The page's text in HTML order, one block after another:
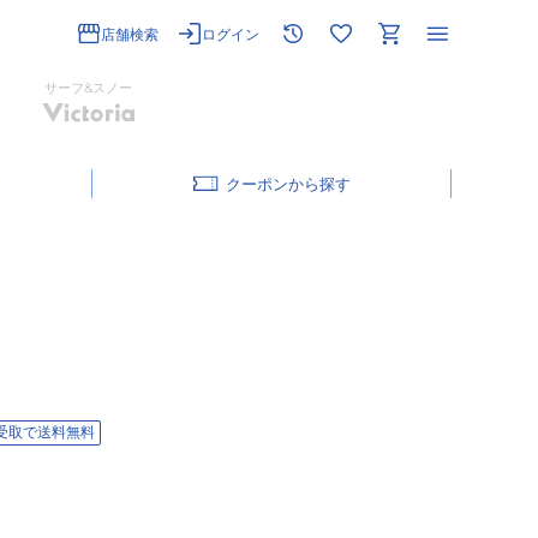
店舗検索 ログイン
サーフ&スノー
クーポン
取で送料無料